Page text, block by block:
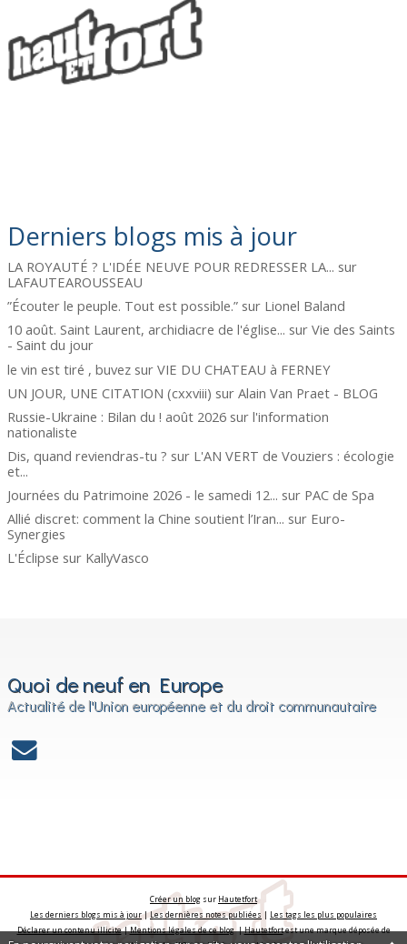
Derniers blogs mis à jour
LA ROYAUTÉ ? L'IDÉE NEUVE POUR REDRESSER LA... sur
LAFAUTEAROUSSEAU
”Écouter le peuple. Tout est possible.” sur Lionel Baland
10 août. Saint Laurent, archidiacre de l'église... surVie des Saints
- Saint du jour
le vin est tiré , buvez surVIE DU CHATEAU à FERNEY
UN JOUR, UNE CITATION (cxxviii) surAlain Van Praet - BLOG
Russie-Ukraine : Bilan du ! août 2026 surl'information
nationaliste
Dis, quand reviendras-tu ? sur L'AN VERT de Vouziers : écologie
et...
Journées du Patrimoine 2026 - le samedi 12... sur PAC de Spa
Allié discret: comment la Chine soutient l’Iran... sur Euro-
Synergies
L'Éclipse sur KallyVasco
Quoi de neuf en Europe
Actualité de l'Union européenne et du droit communautaire
Créer un blog sur Hautetfort
Les derniers blogs mis à jour|Les dernières notes publiées | Les tags les plus populaires
Déclarer un contenu illicite|Mentions légales de ce blog|Hautetfortest une marque déposée de